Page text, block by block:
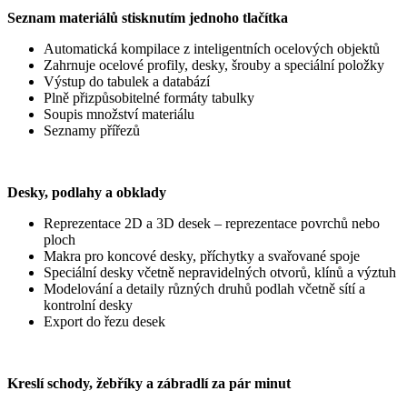
Seznam materiálů stisknutím jednoho tlačítka
Automatická kompilace z inteligentních ocelových objektů
Zahrnuje ocelové profily, desky, šrouby a speciální položky
Výstup do tabulek a databází
Plně přizpůsobitelné formáty tabulky
Soupis množství materiálu
Seznamy přířezů
Desky, podlahy a obklady
Reprezentace 2D a 3D desek – reprezentace povrchů nebo
ploch
Makra pro koncové desky, příchytky a svařované spoje
Speciální desky včetně nepravidelných otvorů, klínů a výztuh
Modelování a detaily různých druhů podlah včetně sítí a
kontrolní desky
Export do řezu desek
Kreslí schody, žebříky a zábradlí za pár minut